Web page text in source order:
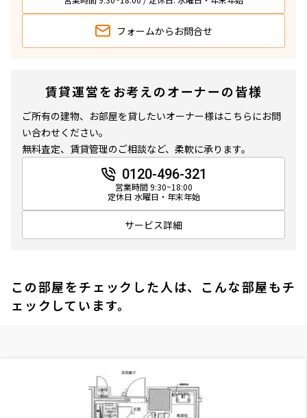
フォームから お問合せ
賃貸運営をお考えのオーナーの皆様
ご所有の建物、お部屋を貸したいオーナー様はこちらにお問
い合わせください。
無料査定、賃貸管理のご相談など、柔軟に承ります。
0120-496-321
営業時間 9:30~18:00
定休日 水曜日・年末年始
サービス詳細
この部屋をチェックした人は、こんな部屋もチ
ェックしています。